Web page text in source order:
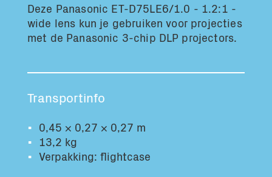
Totaal volume:
0.0m3
Totaal gewicht:
0.0kg
Deze Panasonic ET-D75LE6/1.0 - 1.2:1 -
wide lens kun je gebruiken voor projecties
met de Panasonic 3-chip DLP projectors.
Transportinfo
0,45 × 0,27 × 0,27 m
13,2 kg
Verpakking: flightcase